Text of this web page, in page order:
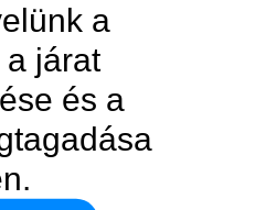
a
a járat
és a